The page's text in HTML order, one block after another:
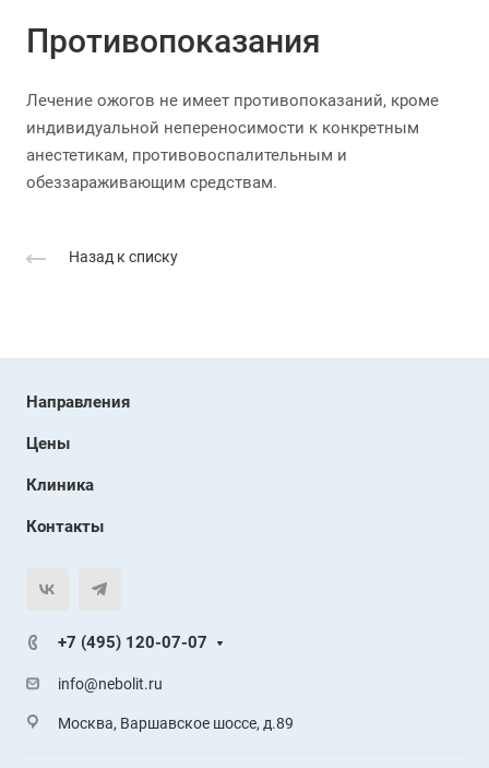
Противопоказания
Лечение ожогов не имеет противопоказаний, кроме
индивидуальной непереносимости к конкретным
анестетикам, противовоспалительным и
обеззараживающим средствам.
Назад к списку
Направления
Цены
Клиника
Контакты
+7 (495) 120-07-07
info@nebolit.ru
Москва, Варшавское шоссе, д.89